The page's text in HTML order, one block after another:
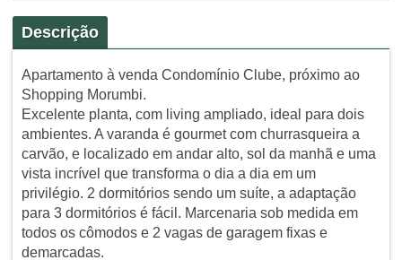
Descrição
Apartamento à venda Condomínio Clube, próximo ao
Shopping Morumbi.
Excelente planta, com living ampliado, ideal para dois
ambientes. A varanda é gourmet com churrasqueira a
carvão, e localizado em andar alto, sol da manhã e uma
vista incrível que transforma o dia a dia em um
privilégio. 2 dormitórios sendo um suíte, a adaptação
para 3 dormitórios é fácil. Marcenaria sob medida em
todos os cômodos e 2 vagas de garagem fixas e
demarcadas.